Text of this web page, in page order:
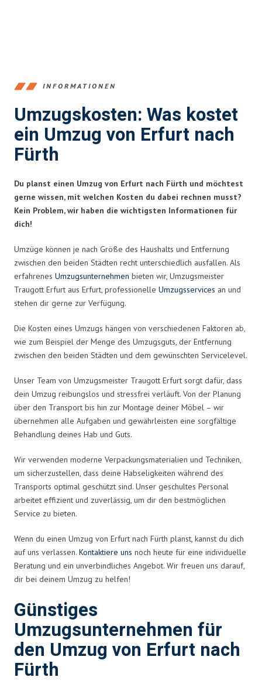
INFORMATIONEN
Umzugskosten: Was kostet
ein Umzug von Erfurt nach
Fürth
Du planst einen Umzug von Erfurt nach Fürth und möchtest
gerne wissen, mit welchen Kosten du dabei rechnen musst?
Kein Problem, wir haben die wichtigsten Informationen für
dich!
Umzüge können je nach Größe des Haushalts und Entfernung
zwischen den beiden Städten recht unterschiedlich ausfallen. Als
erfahrenes Umzugsunternehmen bieten wir, Umzugsmeister
Traugott Erfurt aus Erfurt, professionelle Umzugsservices an und
stehen dir gerne zur Verfügung.
Die Kosten eines Umzugs hängen von verschiedenen Faktoren ab,
wie zum Beispiel der Menge des Umzugsguts, der Entfernung
zwischen den beiden Städten und dem gewünschten Servicelevel.
Unser Team von Umzugsmeister Traugott Erfurt sorgt dafür, dass
dein Umzug reibungslos und stressfrei verläuft. Von der Planung
über den Transport bis hin zur Montage deiner Möbel – wir
übernehmen alle Aufgaben und gewährleisten eine sorgfältige
Behandlung deines Hab und Guts.
Wir verwenden moderne Verpackungsmaterialien und Techniken,
um sicherzustellen, dass deine Habseligkeiten während des
Transports optimal geschützt sind. Unser geschultes Personal
arbeitet effizient und zuverlässig, um dir den bestmöglichen
Service zu bieten.
Wenn du einen Umzug von Erfurt nach Fürth planst, kannst du dich
auf uns verlassen. Kontaktiere uns noch heute für eine individuelle
Beratung und ein unverbindliches Angebot. Wir freuen uns darauf,
dir bei deinem Umzug zu helfen!
Günstiges
Umzugsunternehmen für
den Umzug von Erfurt nach
Fürth